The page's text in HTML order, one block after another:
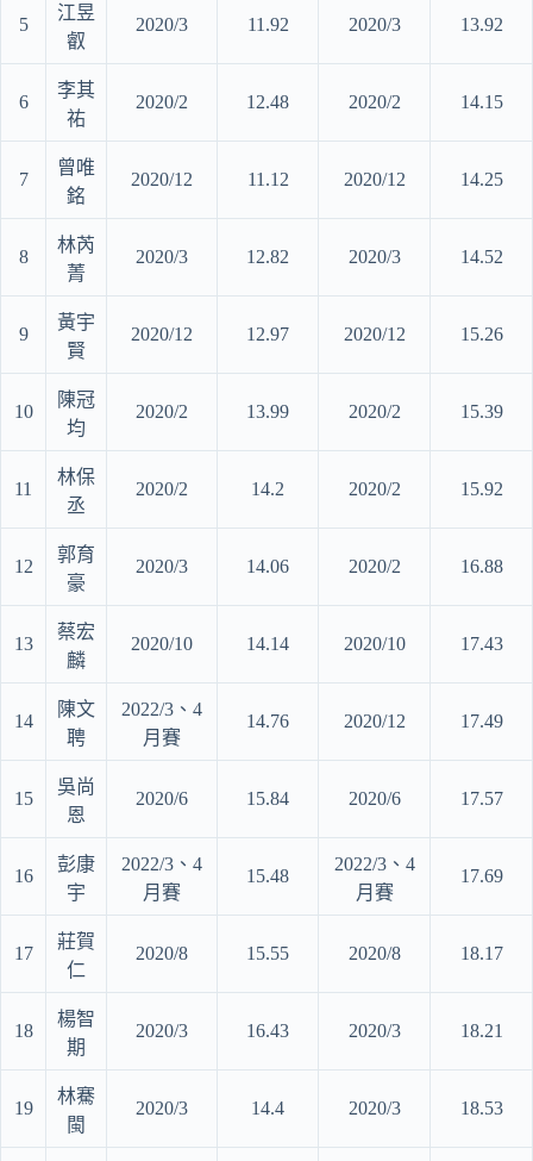
5
江昱
叡
2020/3 11.92 2020/3 13.92
6
李其
祐
2020/2 12.48 2020/2 14.15
7
曾唯
銘
2020/12 11.12 2020/12 14.25
8
林芮
菁
2020/3 12.82 2020/3 14.52
9
黃宇
賢
2020/12 12.97 2020/12 15.26
10
陳冠
均
2020/2 13.99 2020/2 15.39
11
林保
丞
2020/2 14.2 2020/2 15.92
12
郭育
豪
2020/3 14.06 2020/2 16.88
13
蔡宏
麟
2020/10 14.14 2020/10 17.43
14
陳文
聘
2022/3、4
月賽
14.76 2020/12 17.49
15
吳尚
恩
2020/6 15.84 2020/6 17.57
16
彭康
宇
2022/3、4
月賽
15.48
2022/3、4
月賽
17.69
17
莊賀
仁
2020/8 15.55 2020/8 18.17
18
楊智
期
2020/3 16.43 2020/3 18.21
19
林騫
閩
2020/3 14.4 2020/3 18.53